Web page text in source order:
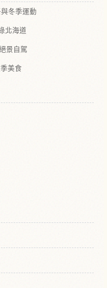
冬季運動
北海道
景自駕
美食